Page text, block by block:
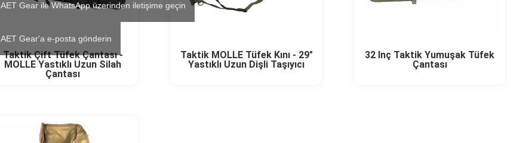
Taktik Çift Tüfek Çantası -
MOLLE Yastıklı Uzun Silah
Çantası
Taktik MOLLE Tüfek Kını - 29"
Yastıklı Uzun Dişli Taşıyıcı
32 İnç Taktik Yumuşak Tüfek
Çantası
AET Gear ile WhatsApp üzerinden iletişime geçin
AET Gear'a e-posta gönderin